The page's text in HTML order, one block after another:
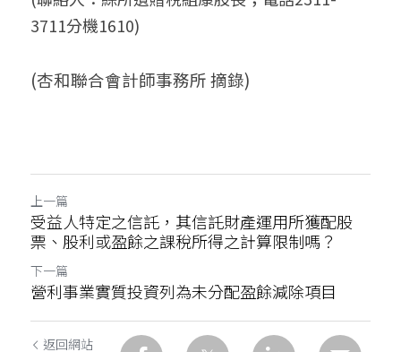
3711分機1610)
(杏和聯合會計師事務所 摘錄)
上一篇
受益人特定之信託，其信託財產運用所獲配股
票、股利或盈餘之課稅所得之計算限制嗎？
下一篇
營利事業實質投資列為未分配盈餘減除項目
返回網站